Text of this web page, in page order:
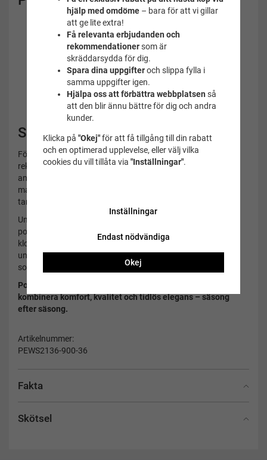
Fakta
Skötsel
Elegant baddräkt från Panos Emporio
Tidlös svart färg med exklusiv känsla
Draperad front som ger en smickrande siluett
Feminin passform med bekväm shaping-effekt
Mjukt och stretchigt material
Bra stöd och hög komfort
Rörelsefri design för aktivt bad och avkoppling
Perfekt för strand, pool, semester och spa
Skötselråd
För att bevara baddräktens passform, färg och kvalitet
rekommenderar vi att du sköljer den i kallt vatten efter varje
användning. Solskyddsprodukter och oljor kan påverka
materialet, så låt gärna dessa absorberas av huden innan du
tar på dig baddräkten.
Undvik kontakt med grova ytor som bryggor, klippor och
poolkanter för att minska risken för slitage. Efter bad i
klorvatten bör baddräkten inte förvaras fuktig i plastpåse
under längre tid. Tänk också på att klor, saltvatten och stark
sol med tiden kan påverka färgens intensitet.
Potenza svart är den perfekta baddräkten för dig som vill
kombinera komfort, kvalitet och tidlös elegans – säsong
efter säsong.
Artikelnummer:
PEWS2136-900-36
hjälp med omdöme– bara för att vi gillar
att ge lite extra!
Få relevanta erbjudanden och
rekommendationersom är
skräddarsydda för dig.
Spara dina uppgifteroch slippa fylla i
samma uppgifter igen.
Hjälpa oss att förbättra webbplatsen så
att den blir ännu bättre för dig och andra
kunder.
Klicka på "Okej"för att få tillgång till din rabatt
och en optimerad upplevelse, eller välj vilka
cookies du vill tillåta via "Inställningar".
Inställningar
Endast nödvändiga
Okej